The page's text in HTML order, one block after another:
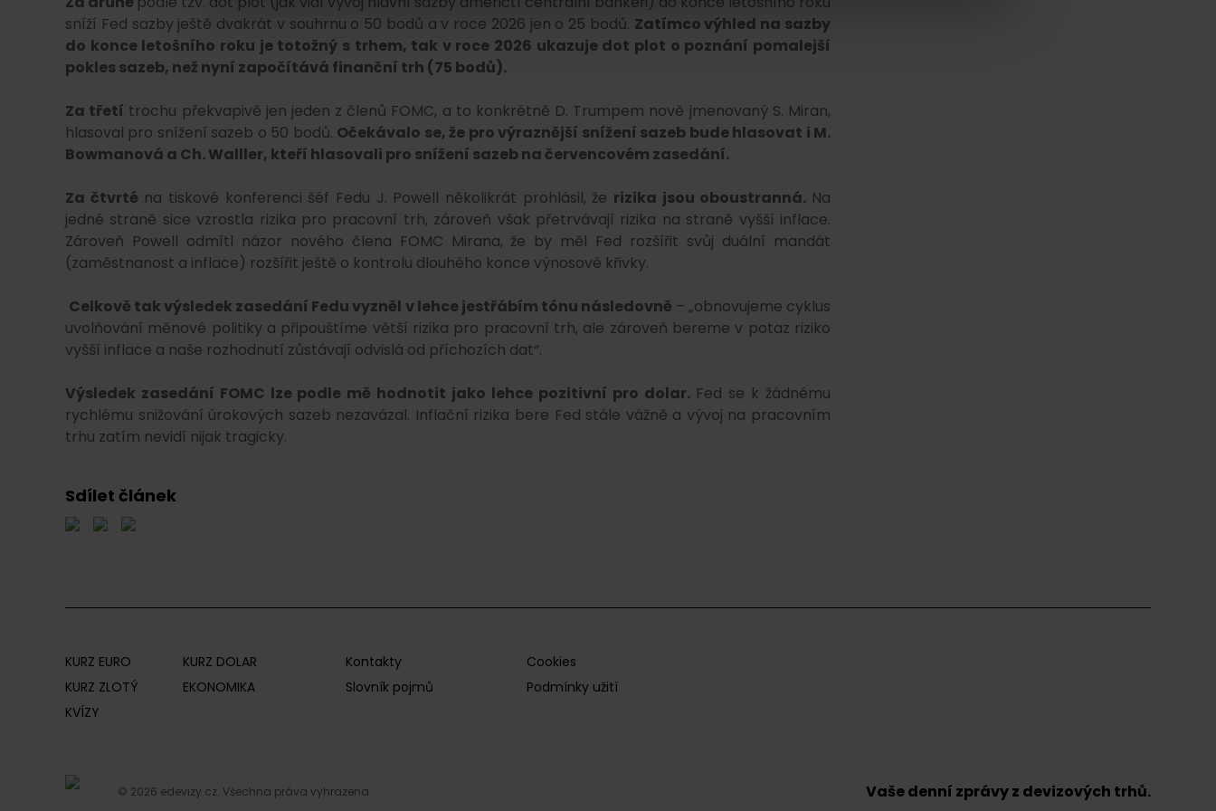
sníží Fed sazby ještě dvakrát v souhrnu o 50 bodů a v roce 2026 jen o 25 bodů. Zatímco výhled na sazby
do konce letošního roku je totožný s trhem, tak v roce 2026 ukazuje dot plot o poznání pomalejší
pokles sazeb, než nyní započítává finanční trh (75 bodů).
Za třetí trochu překvapivě jen jeden z členů FOMC, a to konkrétně D. Trumpem nově jmenovaný S. Miran,
hlasoval pro snížení sazeb o 50 bodů. Očekávalo se, že pro výraznější snížení sazeb bude hlasovat i M.
Bowmanová a Ch. Walller, kteří hlasovali pro snížení sazeb na červencovém zasedání.
Za čtvrténa tiskové konferenci šéf Fedu J. Powell několikrát prohlásil, že rizika jsou oboustranná. Na
jedné straně sice vzrostla rizika pro pracovní trh, zároveň však přetrvávají rizika na straně vyšší inflace.
Zároveň Powell odmítl názor nového člena FOMC Mirana, že by měl Fed rozšířit svůj duální mandát
(zaměstnanost a inflace) rozšířit ještě o kontrolu dlouhého konce výnosové křivky.
Celkově tak výsledek zasedání Fedu vyzněl v lehce jestřábím tónu následovně – „obnovujeme cyklus
uvolňování měnové politiky a připouštíme větší rizika pro pracovní trh, ale zároveň bereme v potaz riziko
vyšší inflace a naše rozhodnutí zůstávají odvislá od příchozích dat“.
Výsledek zasedání FOMC lze podle mě hodnotit jako lehce pozitivní pro dolar.Fed se k žádnému
rychlému snižování úrokových sazeb nezavázal. Inflační rizika bere Fed stále vážně a vývoj na pracovním
trhu zatím nevidí nijak tragicky.
Sdílet článek
KURZ EURO
KURZ DOLAR
KURZ ZLOTÝ
EKONOMIKA
KVÍZY
Kontakty
Cookies
Slovník pojmů
Podmínky užití
Vaše denní zprávy z devizových trhů.
© 2026 edevizy.cz. Všechna práva vyhrazena.